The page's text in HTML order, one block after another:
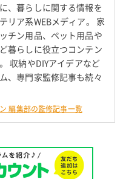
、暮らしに関する情報を
リア系WEBメディア。 家
チン用品、ペット用品や
暮らしに役立つコンテン
収納やDIYアイデアなど
、専門家監修記事も続々
編集部の監修記事一覧